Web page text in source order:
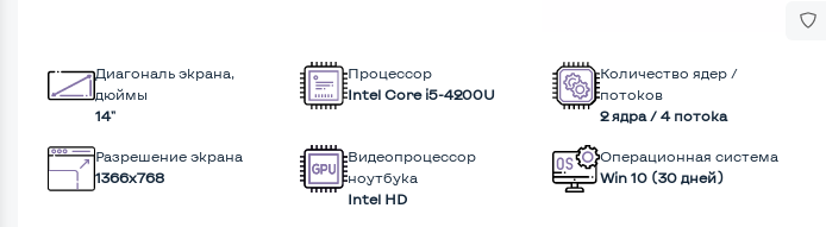
Диагональ экрана,
дюймы
14"
Процессор
Intel Core i5-4200U
Количество ядер /
потоков
2 ядра / 4 потока
Разрешение экрана
1366x768
Видеопроцессор
ноутбука
Intel HD
Операционная система
Win 10 (30 дней)